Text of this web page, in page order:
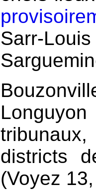
Sarr-
districts
(Voyez